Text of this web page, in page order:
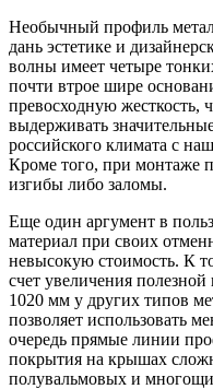
Необычный профиль
дань эстетике и
волны имеет четыре
почти втрое шире
превосходную жесткость,
выдерживать
российского климата с
Кроме того, при монтаже
изгибы либо заломы.
Еще один аргумент в
материал при своих
невысокую стоимость. К
счет увеличения
1020 мм у других типов
позволяет использовать
очередь прямые линии
покрытия на крышах
полувальмовых и